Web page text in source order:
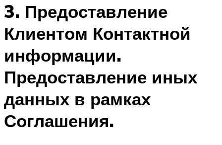
3. Предоставление
Клиентом Контактной
информации.
Предоставление иных
данных в рамках
Соглашения.